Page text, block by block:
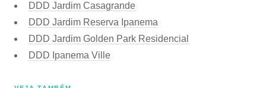
DDD Jardim Casagrande
DDD Jardim Reserva Ipanema
DDD Jardim Golden Park Residencial
DDD Ipanema Ville